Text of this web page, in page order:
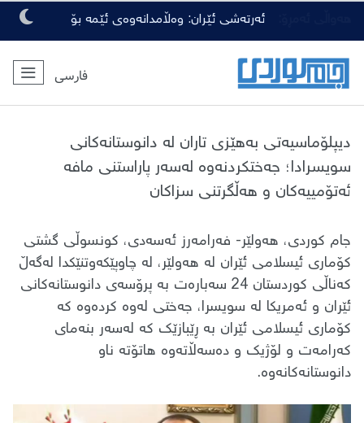
ئەرتەشی ئێران: وەڵامدانەوەی ئێمە بۆ
هەرچەشنە دەستدرێژیەکی دوژمنان، توندتر
و کەمەرشکێنتر دەبێت
فارسی
دیپلۆماسیەتی بەهێزی تاران لە دانوستانەکانی
سویسرادا؛ جەختکردنەوە لەسەر پاراستنی مافە
ئەتۆمییەکان و هەڵگرتنی سزاکان
جام کوردی، هەولێر- فەرامەرز ئەسەدی، کونسوڵی گشتی
کۆماری ئیسلامی ئێران لە هەولێر، لە چاوپێکەوتنێکدا لەگەڵ
کەناڵی کوردستان 24 سەبارەت بە پرۆسەی دانوستانەکانی
ئێران و ئەمریکا لە سویسرا، جەختی لەوە کردەوە کە
کۆماری ئیسلامی ئێران بە ڕێبازێک کە لەسەر بنەمای
کەرامەت و لۆژیک و دەسەڵاتەوە هاتۆتە ناو
دانوستانەکانەوە.